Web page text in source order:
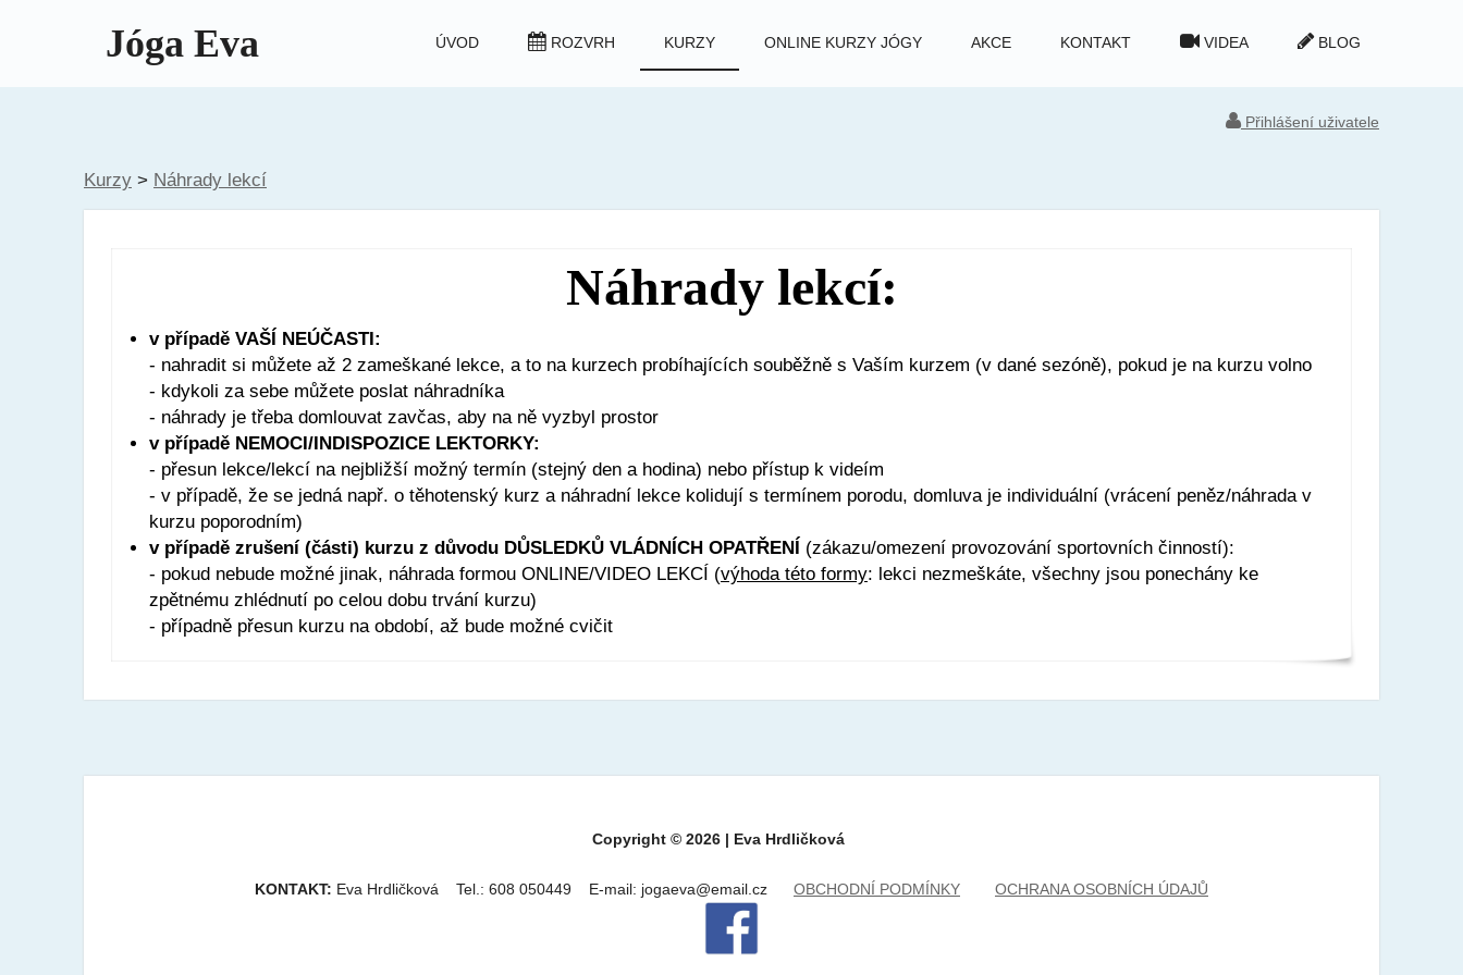
Jóga Eva ÚVOD ROZVRH KURZY ONLINE KURZY JÓGY AKCE KONTAKT VIDEA BLOG
Přihlášení uživatele
Kurzy > Náhrady lekcí
Náhrady lekcí:
v případě VAŠÍ NEÚČASTI:
- nahradit si můžete až 2 zameškané lekce, a to na kurzech probíhajících souběžně s Vaším kurzem (v dané sezóně), pokud je na kurzu volno
- kdykoli za sebe můžete poslat náhradníka
- náhrady je třeba domlouvat zavčas, aby na ně vyzbyl prostor
v případě NEMOCI/INDISPOZICE LEKTORKY:
- přesun lekce/lekcí na nejbližší možný termín (stejný den a hodina) nebo přístup k videím
- v případě, že se jedná např. o těhotenský kurz a náhradní lekce kolidují s termínem porodu, domluva je individuální (vrácení peněz/náhrada v
kurzu poporodním)
v případě zrušení (části) kurzu z důvodu DŮSLEDKŮ VLÁDNÍCH OPATŘENÍ (zákazu/omezení provozování sportovních činností):
- pokud nebude možné jinak, náhrada formou ONLINE/VIDEO LEKCÍ (výhoda této formy: lekci nezmeškáte, všechny jsou ponechány ke
zpětnému zhlédnutí po celou dobu trvání kurzu)
- případně přesun kurzu na období, až bude možné cvičit
Copyright © 2026 | Eva Hrdličková
KONTAKT: Eva Hrdličková Tel.: 608 050449 E-mail: jogaeva@email.cz OBCHODNÍ PODMÍNKY OCHRANA OSOBNÍCH ÚDAJŮ